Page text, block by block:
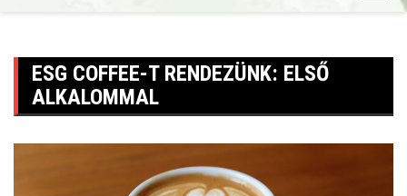
ESG COFFEE-T RENDEZÜNK: ELSŐ
ALKALOMMAL